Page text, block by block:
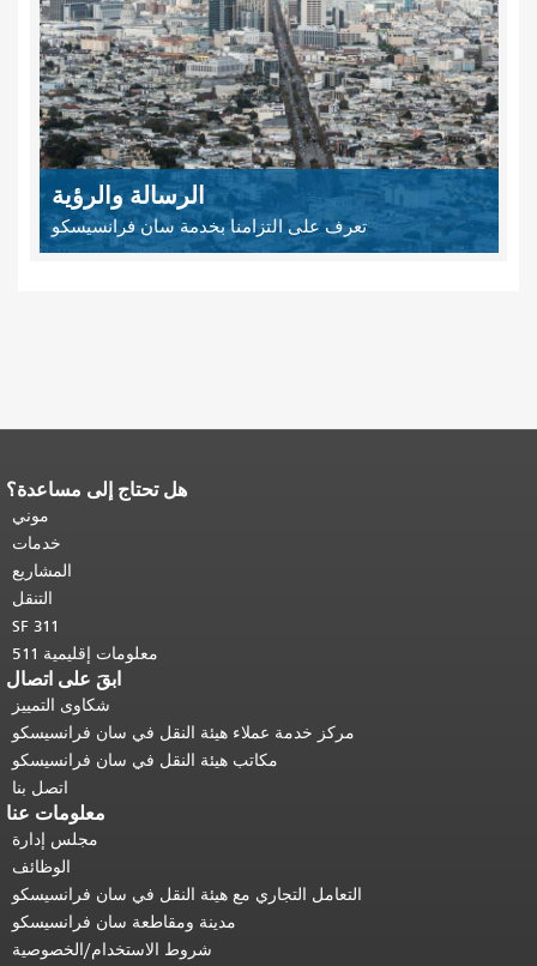
الرسالة والرؤية
تعرف على التزامنا بخدمة سان فرانسيسكو
هل تحتاج إلى مساعدة؟
موني
خدمات
المشاريع
التنقل
SF 311
معلومات إقليمية 511
ابقَ على اتصال
شكاوى التمييز
مركز خدمة عملاء هيئة النقل في سان فرانسيسكو
مكاتب هيئة النقل في سان فرانسيسكو
اتصل بنا
معلومات عنا
مجلس إدارة
الوظائف
التعامل التجاري مع هيئة النقل في سان فرانسيسكو
مدينة ومقاطعة سان فرانسيسكو
شروط الاستخدام/الخصوصية